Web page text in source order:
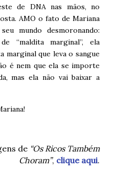
de DNA nas mãos, no
AMO o fato de Mariana
mundo desmoronando:
“maldita marginal”, ela
marginal que leva o sangue
é nem que ela se importe
mas ela não vai baixar a
de “Os Ricos Também
Choram”, clique aqui.